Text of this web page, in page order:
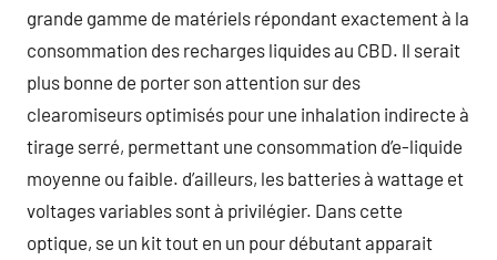
grande gamme de matériels répondant exactement à la
consommation des recharges liquides au CBD. Il serait
plus bonne de porter son attention sur des
clearomiseurs optimisés pour une inhalation indirecte à
tirage serré, permettant une consommation d’e-liquide
moyenne ou faible. d’ailleurs, les batteries à wattage et
voltages variables sont à privilégier. Dans cette
optique, se un kit tout en un pour débutant apparait